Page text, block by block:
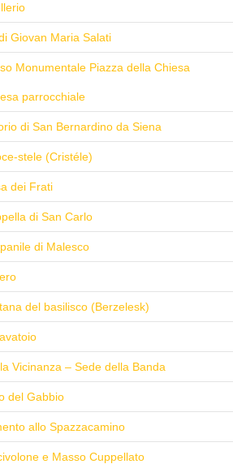
Giovan Maria Salati
Monumentale Piazza della Chiesa
parrocchiale
di San Bernardino da Siena
stele (Cristéle)
dei Frati
di San Carlo
di Malesco
del basilisco (Berzelesk)
Vicinanza – Sede della Banda
del Gabbio
allo Spazzacamino
e Masso Cuppellato